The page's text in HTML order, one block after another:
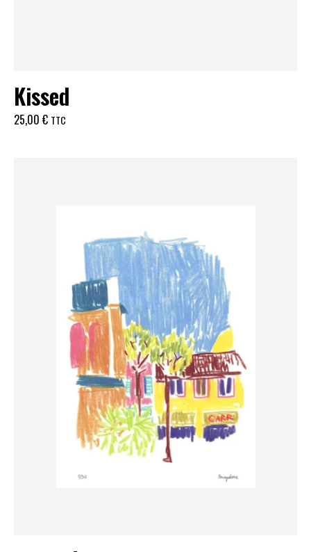
Kissed
25,00 € TTC